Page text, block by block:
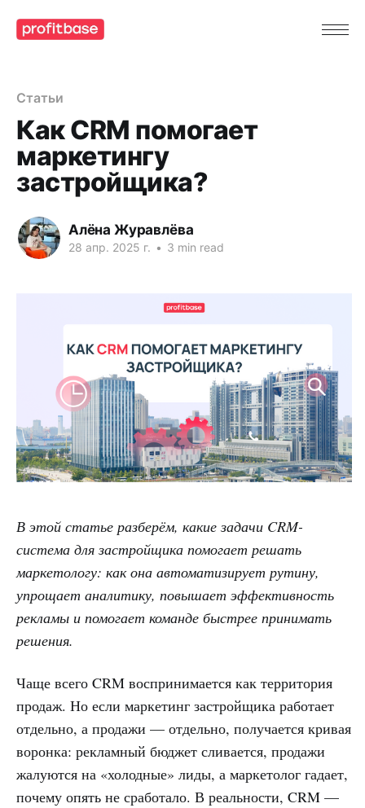
Статьи
Как CRM помогает
маркетингу
застройщика?
Алёна Журавлёва
28 апр. 2025 г. • 3 min read
В этой статье разберём, какие задачи CRM-
система для застройщика помогает решать
маркетологу: как она автоматизирует рутину,
упрощает аналитику, повышает эффективность
рекламы и помогает команде быстрее принимать
решения.
Чаще всего CRM воспринимается как территория
продаж. Но если маркетинг застройщика работает
отдельно, а продажи — отдельно, получается кривая
воронка: рекламный бюджет сливается, продажи
жалуются на «холодные» лиды, а маркетолог гадает,
почему опять не сработало. В реальности, CRM —